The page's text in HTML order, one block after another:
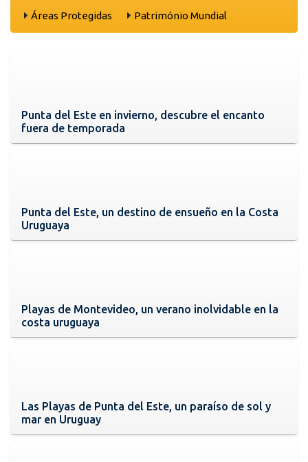
Áreas Protegidas
Património Mundial
Punta del Este en invierno, descubre el encanto
fuera de temporada
Punta del Este, un destino de ensueño en la Costa
Uruguaya
Playas de Montevideo, un verano inolvidable en la
costa uruguaya
Las Playas de Punta del Este, un paraíso de sol y
mar en Uruguay